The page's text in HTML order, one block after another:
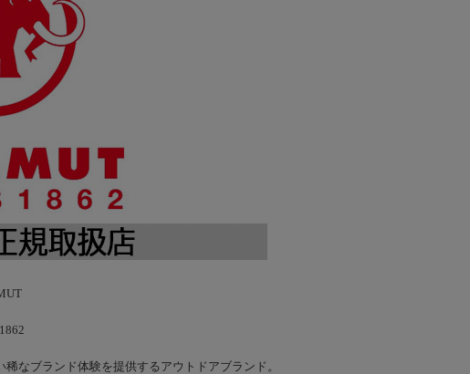
なブランド体験を提供するアウトドアブランド。